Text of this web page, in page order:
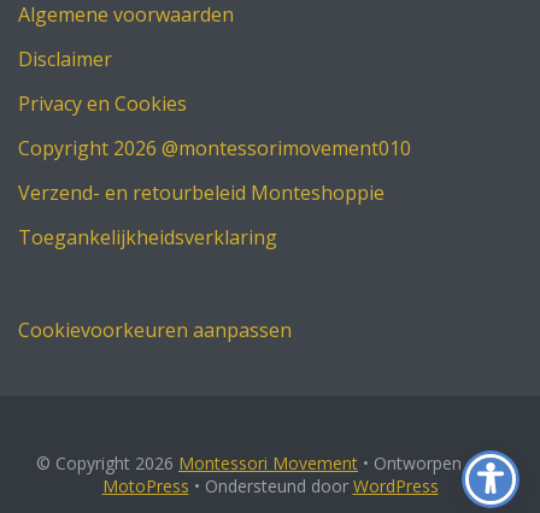
Algemene voorwaarden
Disclaimer
Privacy en Cookies
Copyright 2026 @montessorimovement010
Verzend- en retourbeleid Monteshoppie
Toegankelijkheidsverklaring
Cookievoorkeuren aanpassen
© Copyright 2026 Montessori Movement • Ontworpen door
MotoPress • Ondersteund door WordPress